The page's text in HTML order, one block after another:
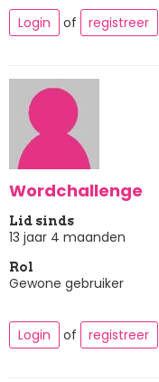
Login
of registreer
Wordchallenge
Lid sinds
13 jaar 4 maanden
Rol
Gewone gebruiker
Login of registreer